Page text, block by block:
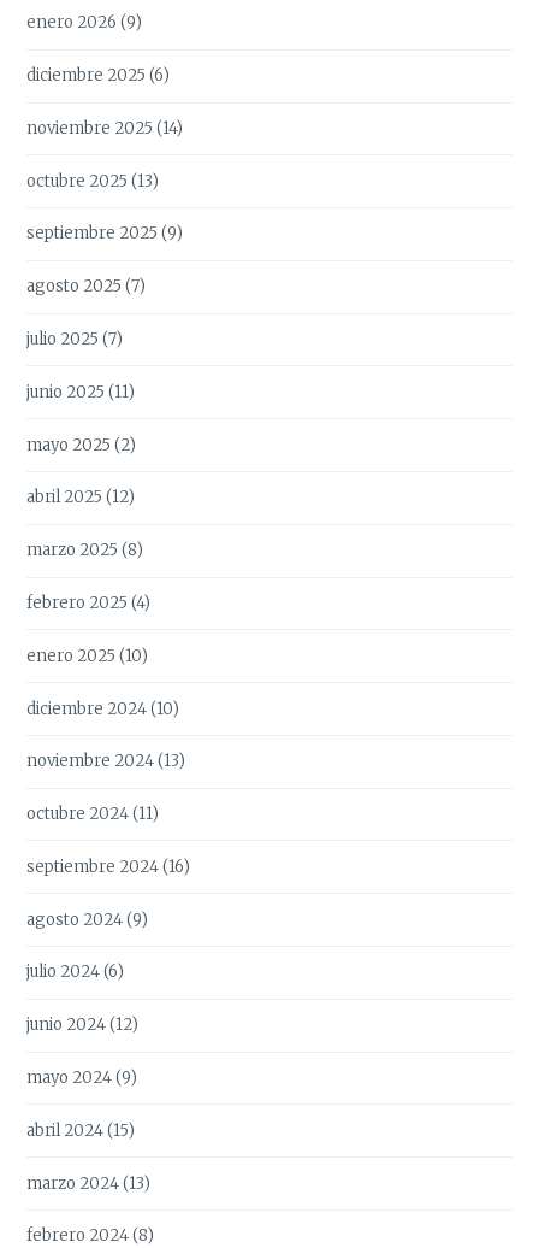
enero 2026 (9)
diciembre 2025 (6)
noviembre 2025 (14)
octubre 2025 (13)
septiembre 2025 (9)
agosto 2025 (7)
julio 2025 (7)
junio 2025 (11)
mayo 2025 (2)
abril 2025 (12)
marzo 2025 (8)
febrero 2025 (4)
enero 2025 (10)
diciembre 2024(10)
noviembre 2024(13)
octubre 2024(11)
septiembre 2024(16)
agosto 2024(9)
julio 2024(6)
junio 2024(12)
mayo 2024(9)
abril 2024(15)
marzo 2024(13)
febrero 2024(8)